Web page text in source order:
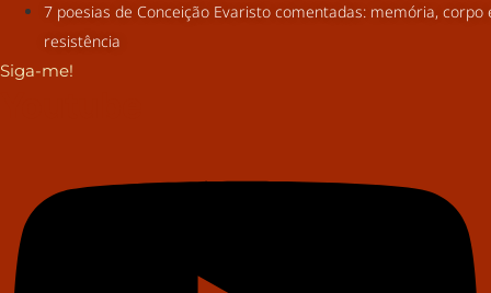
7 poesias de Conceição Evaristo comentadas: memória, corpo
resistência
Siga-me!